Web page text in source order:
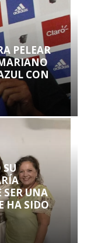
PELEAR
CON
SU
SER UNA
HA SIDO